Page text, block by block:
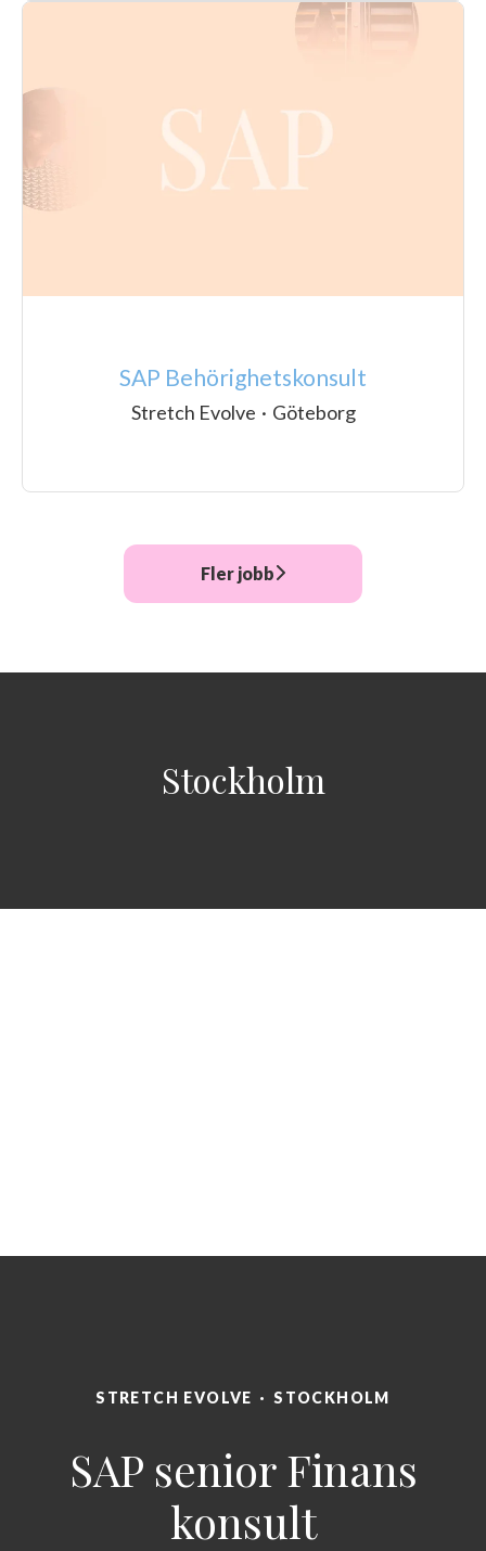
SAP Behörighetskonsult
Stretch Evolve · Göteborg
Fler jobb
Stockholm
STRETCH EVOLVE · STOCKHOLM
SAP senior Finans
konsult